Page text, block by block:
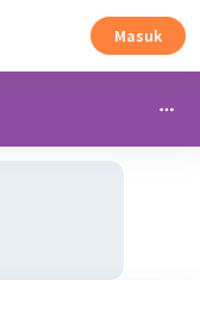
Masuk